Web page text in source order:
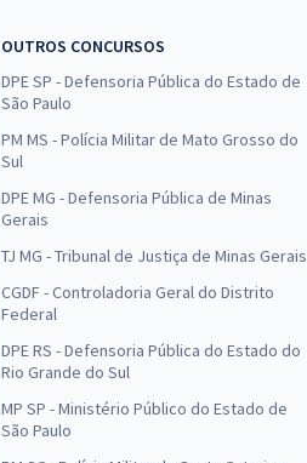
OUTROS CONCURSOS
DPE SP - Defensoria Pública do Estado de
São Paulo
PM MS - Polícia Militar de Mato Grosso do
Sul
DPE MG - Defensoria Pública de Minas
Gerais
TJ MG - Tribunal de Justiça de Minas Gerais
CGDF - Controladoria Geral do Distrito
Federal
DPE RS - Defensoria Pública do Estado do
Rio Grande do Sul
MP SP - Ministério Público do Estado de
São Paulo